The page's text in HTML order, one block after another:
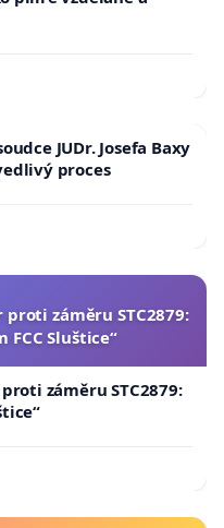
JUDr. Josefa Baxy
proces
záměru STC2879:
FCC Sluštice“
záměru STC2879: